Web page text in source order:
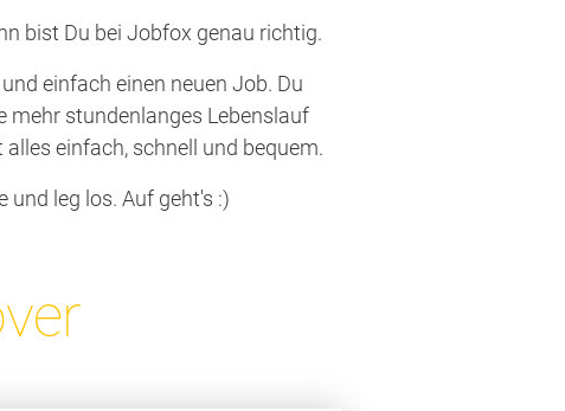
bist Du bei Jobfox genau richtig.
einfach einen neuen Job. Du
mehr stundenlanges Lebenslauf
einfach, schnell und bequem.
und leg los. Auf geht's :)